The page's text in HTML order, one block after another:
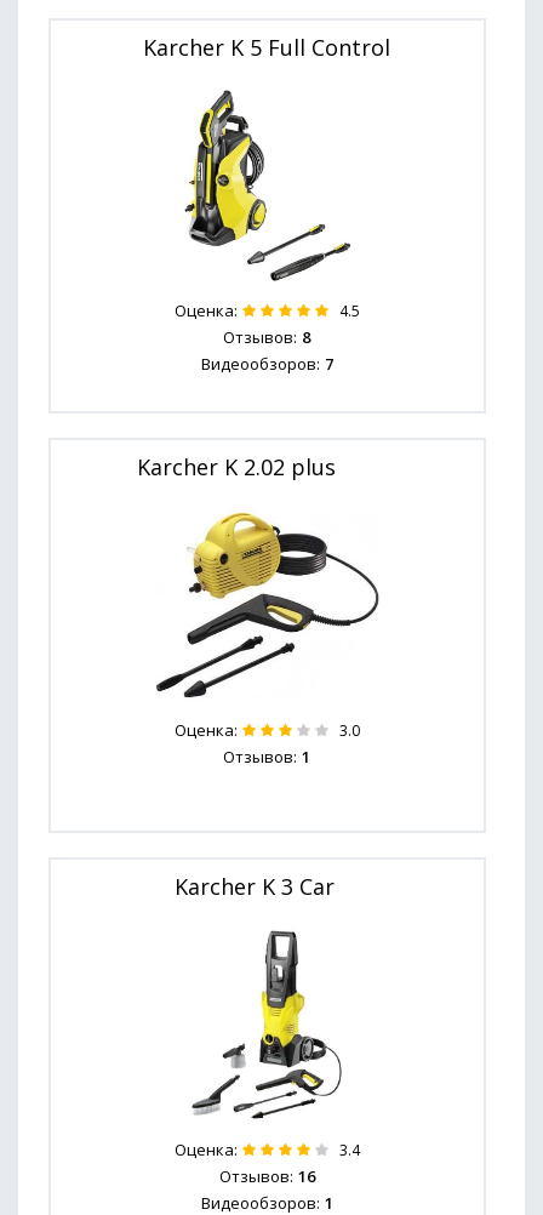
Karcher K 5 Full Control
Оценка: 4.5
Отзывов: 8
Видеообзоров: 7
Karcher K 2.02 plus
Оценка: 3.0
Отзывов: 1
Karcher K 3 Car
Оценка: 3.4
Отзывов: 16
Видеообзоров: 1